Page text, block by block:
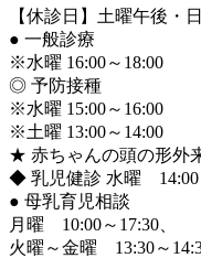
【休診日】土曜午後・
● 一般診療
※水曜 16:00～18:00
◎ 予防接種
※水曜 15:00～16:00
※土曜 13:00～14:00
★ 赤ちゃんの頭の形
◆ 乳児健診 水曜 14:00
● 母乳育児相談
月曜 10:00～17:30、
火曜～金曜 13:30～